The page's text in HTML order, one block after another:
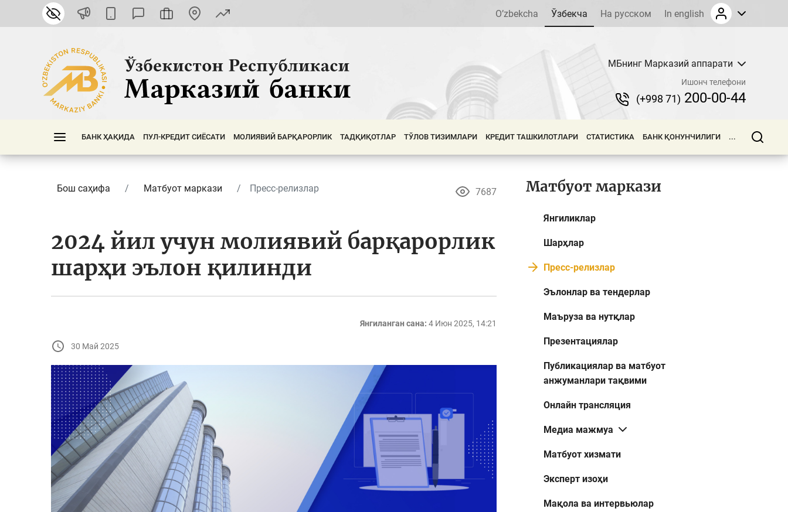
O’zbekcha Ўзбекча На русском In english
МБнинг Марказий аппарати
Ишонч телефони
(+998 71) 200-00-44
БАНК ҲАҚИДА ПУЛ-КРЕДИТ СИЁСАТИ МОЛИЯВИЙ БАРҚАРОРЛИК ТАДҚИҚОТЛАР ТЎЛОВ ТИЗИМЛАРИ КРЕДИТ ТАШКИЛОТЛАРИ СТАТИСТИКА БАНК ҚОНУНЧИЛИГИ ...
Бош саҳифа Матбуот маркази Пресс-релизлар 7687
2024 йил учун молиявий барқарорлик
шарҳи эълон қилинди
Янгиланган сана: 4 Июн 2025, 14:21
30 Май 2025
Матбуот маркази
Янгиликлар
Шарҳлар
Пресс-релизлар
Эълонлар ва тендерлар
Маъруза ва нутқлар
Презентациялар
Публикациялар ва матбуот
анжуманлари тақвими
Онлайн трансляция
Медиа мажмуа
Матбуот хизмати
Эксперт изоҳи
Мақола ва интервьюлар